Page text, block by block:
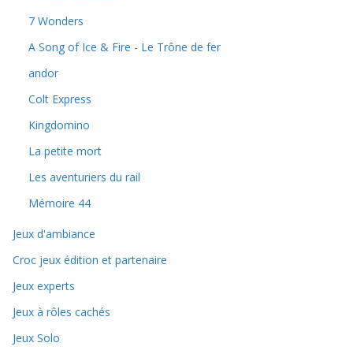
7 Wonders
A Song of Ice & Fire - Le Trône de fer
andor
Colt Express
Kingdomino
La petite mort
Les aventuriers du rail
Mémoire 44
Jeux d'ambiance
Croc jeux édition et partenaire
Jeux experts
Jeux à rôles cachés
Jeux Solo